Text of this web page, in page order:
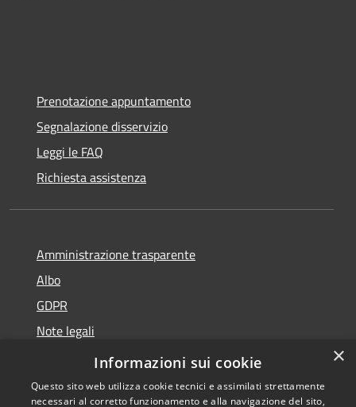
Prenotazione appuntamento
Segnalazione disservizio
Leggi le FAQ
Richiesta assistenza
Amministrazione trasparente
Albo
GDPR
Note legali
Dichiarazione di accessibilità
×
Informazioni sui cookie
Questo sito web utilizza cookie tecnici e assimilati strettamente
necessari al corretto funzionamento e alla navigazione del sito,